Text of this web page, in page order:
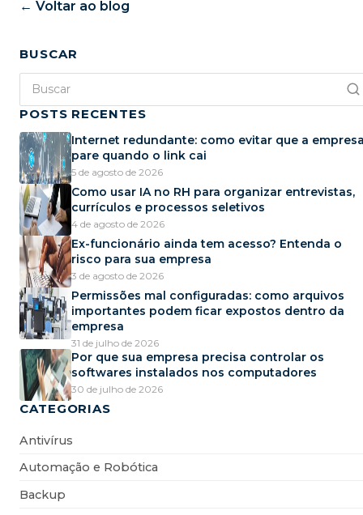
← Voltar ao blog
BUSCAR
POSTS RECENTES
Internet redundante: como evitar que a
pare quando o link cai
5 de agosto de 2026
Como usar IA no RH para organizar entrevistas,
currículos e processos seletivos
4 de agosto de 2026
Ex-funcionário ainda tem acesso? Entenda o
risco para sua empresa
3 de agosto de 2026
Permissões mal configuradas: como arquivos
importantes podem ficar expostos dentro da
empresa
31 de julho de 2026
Por que sua empresa precisa controlar os
softwares instalados nos computadores
30 de julho de 2026
CATEGORIAS
Antivírus
Automação e Robótica
Backup